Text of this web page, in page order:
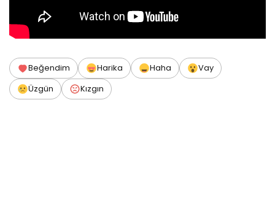
Beğendim Harika Haha
Vay
Üzgün
Kızgın